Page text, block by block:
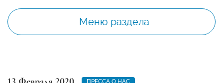
Меню раздела
ПРЕССА О НАС